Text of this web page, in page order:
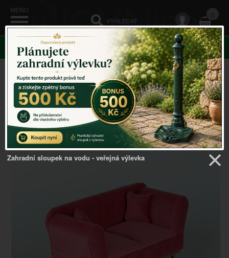
0
KATEGORIE
Venkovský domov ->Šperkovnice->Dětská
šperkovnice 13x23,5x9,5 cm
Zahradní sloupek na vodu - veřejná výlevka